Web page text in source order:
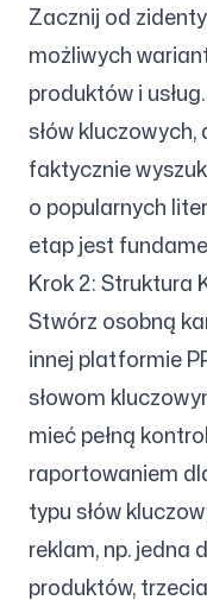
Zacznij od
możliwych
produktów i
słów
faktycznie
o popularnych
etap jest
Krok 2: Struktura
Stwórz osobną
innej platformie
słowom
mieć pełną
raportowaniem
typu słów
reklam, np. jedna
produktów,